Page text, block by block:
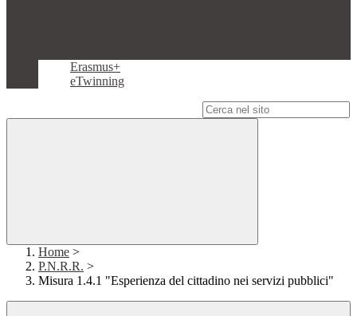
Erasmus+
eTwinning
Home >
P.N.R.R. >
Misura 1.4.1 "Esperienza del cittadino nei servizi pubblici"